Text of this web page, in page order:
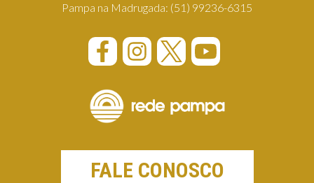
Pampa na Madrugada: (51) 99236-6315
FALE CONOSCO